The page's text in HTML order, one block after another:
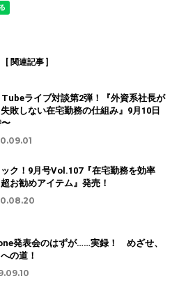
[ 関連記事 ]
ライブ対談第2弾！『外資系社長が
敗しない在宅勤務の仕組み』9月10日
ク！9月号Vol.107『在宅勤務を効率
お勧めアイテム』発売！
発表会のはずが……実録！ めざせ、
の道！